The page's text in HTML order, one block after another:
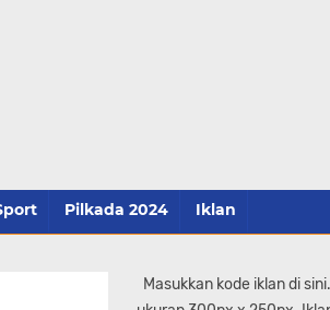
Pilkada 2024 Iklan
Masukkan kode iklan di